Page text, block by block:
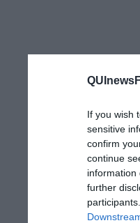
If you wish
sensitive
confirm
continue
information
further